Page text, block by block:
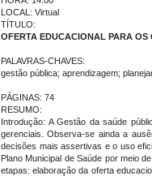
LOCAL: Virtual
TÍTULO:
OFERTA EDUCACIONAL PARA
PALAVRAS-CHAVES:
gestão pública; aprendizagem;
PÁGINAS: 74
RESUMO:
Introdução: A Gestão da saúde
gerenciais. Observa-se ainda a
decisões mais assertivas e o uso
Plano Municipal de Saúde por meio
etapas: elaboração da oferta